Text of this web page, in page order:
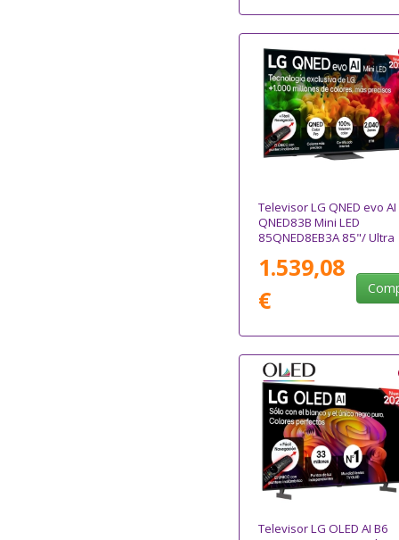
Televisor LG QNED evo AI
QNED83B Mini LED
85QNED8EB3A 85"/ Ultra
1.539,08
€
Televisor LG OLED AI B6